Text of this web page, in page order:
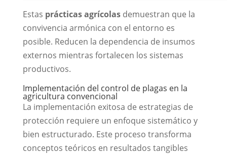
Estas prácticas agrícolasdemuestran que la
convivencia armónica con el entorno es
posible. Reducen la dependencia de insumos
externos mientras fortalecen los sistemas
productivos.
Implementación del control de plagas en la
agricultura convencional
La implementación exitosa de estrategias de
protección requiere un enfoque sistemático y
bien estructurado. Este proceso transforma
conceptos teóricos en resultados tangibles